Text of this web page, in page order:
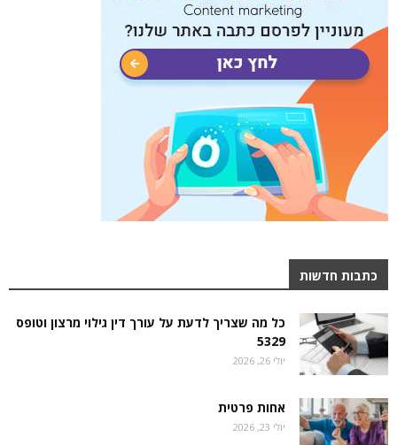
כתבות חדשות
כל מה שצריך לדעת על עורך דין גילוי מרצון וטופס
5329
יולי 26, 2026
אחות פרטית
יולי 23, 2026